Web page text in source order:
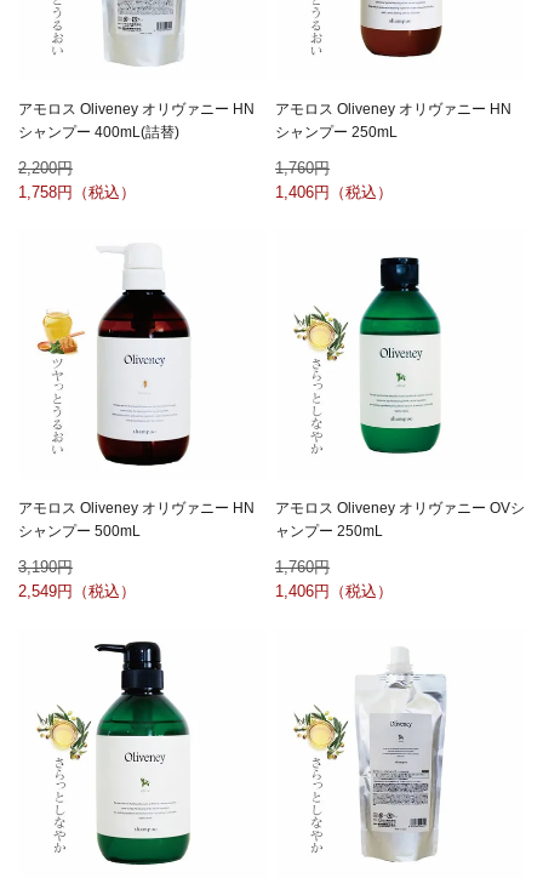
アモロス Oliveney オリヴァニー HN
シャンプー 400mL(詰替)
2,200
1,758
アモロス Oliveney オリヴァニー HN
シャンプー 250mL
1,760
1,406
アモロス Oliveney オリヴァニー HN
シャンプー 500mL
3,190
2,549
アモロス Oliveney オリヴァニー OVシ
ャンプー 250mL
1,760
1,406